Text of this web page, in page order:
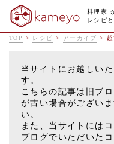
料理家
レシピ
TOP > レシピ > アーカイブ >
当サイトにお越しい
す。
こちらの記事は旧ブ
が古い場合がござい
い。
また、当サイトには
ブログでいただいた